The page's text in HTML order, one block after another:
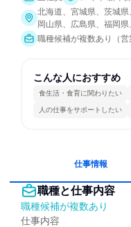
北海道、宮城県、茨城
岡山県、広島県、福岡
職種候補が複数あり（営
こんな人におすすめ
食生活・食育に関わりたい
人の仕事をサポートしたい
仕事情報
職種と仕事内容
職種候補が複数あり
仕事内容